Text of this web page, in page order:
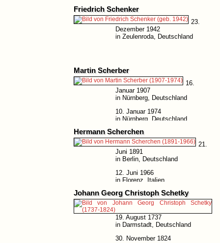
Friedrich Schenker
23.
Dezember 1942
in Zeulenroda, Deutschland
Martin Scherber
16.
Januar 1907
in Nürnberg, Deutschland
10. Januar 1974
in Nürnberg, Deutschland
Hermann Scherchen
21.
Juni 1891
in Berlin, Deutschland
12. Juni 1966
in Florenz, Italien
Johann Georg Christoph Schetky
19. August 1737
in Darmstadt, Deutschland
30. November 1824